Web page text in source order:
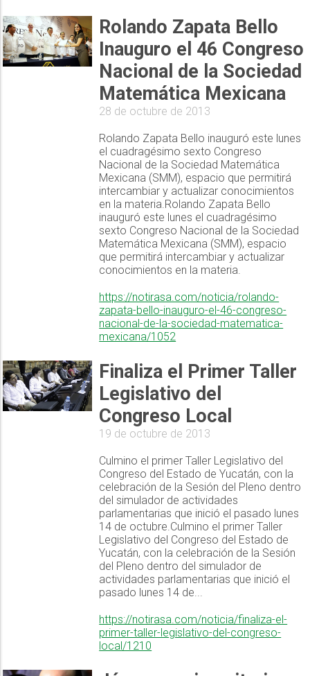
Rolando Zapata Bello
Inauguro el 46 Congreso
Nacional de la Sociedad
Matemática Mexicana
28 de octubre de 2013
Rolando Zapata Bello inauguró este lunes
el cuadragésimo sexto Congreso
Nacional de la Sociedad Matemática
Mexicana (SMM), espacio que permitirá
intercambiar y actualizar conocimientos
en la materia.Rolando Zapata Bello
inauguró este lunes el cuadragésimo
sexto Congreso Nacional de la Sociedad
Matemática Mexicana (SMM), espacio
que permitirá intercambiar y actualizar
conocimientos en la materia.
https://notirasa.com/noticia/rolando-
zapata-bello-inauguro-el-46-congreso-
nacional-de-la-sociedad-matematica-
mexicana/1052
Finaliza el Primer Taller
Legislativo del
Congreso Local
19 de octubre de 2013
Culmino el primer Taller Legislativo del
Congreso del Estado de Yucatán, con la
celebración de la Sesión del Pleno dentro
del simulador de actividades
parlamentarias que inició el pasado lunes
14 de octubre.Culmino el primer Taller
Legislativo del Congreso del Estado de
Yucatán, con la celebración de la Sesión
del Pleno dentro del simulador de
actividades parlamentarias que inició el
pasado lunes 14 de...
https://notirasa.com/noticia/finaliza-el-
primer-taller-legislativo-del-congreso-
local/1210